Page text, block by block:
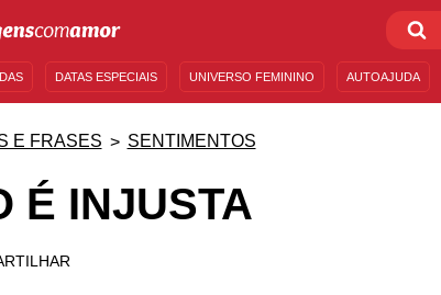
DATAS ESPECIAIS UNIVERSO FEMININO AUTOAJUDA
E FRASES SENTIMENTOS
É INJUSTA